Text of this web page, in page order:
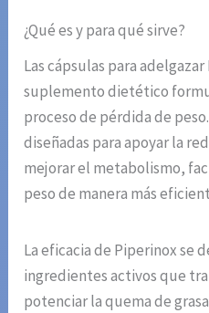
¿Qué es y para qué sirve?
Las cápsulas para
suplemento dietético
proceso de pérdida de
diseñadas para apoyar la
mejorar el metabolismo,
peso de manera más
La eficacia de Piperinox se
ingredientes activos que
potenciar la quema de